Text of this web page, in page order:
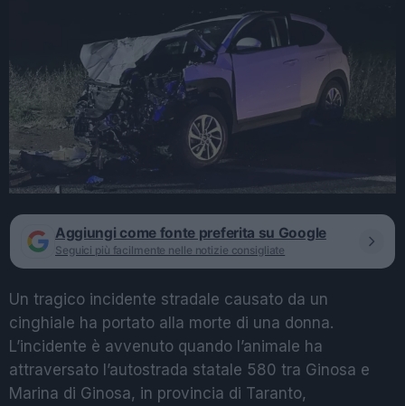
Aggiungi come fonte preferita su Google
Seguici più facilmente nelle notizie consigliate
Un tragico incidente stradale causato da un
cinghiale ha portato alla morte di una donna.
L’incidente è avvenuto quando l’animale ha
attraversato l’autostrada statale 580 tra Ginosa e
Marina di Ginosa, in provincia di Taranto,